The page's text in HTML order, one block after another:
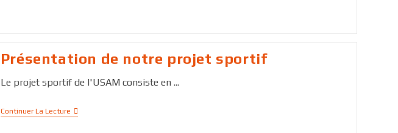
Présentation de notre projet sportif
Le projet sportif de l'USAM consiste en ...
Continuer La Lecture